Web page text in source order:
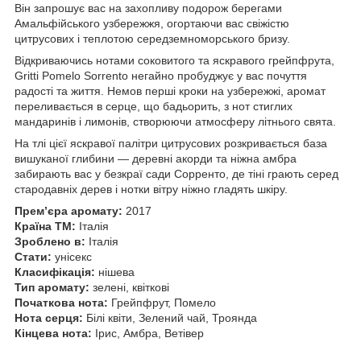
Він запрошує вас на захопливу подорож берегами
Амальфійського узбережжя, огортаючи вас свіжістю
цитрусових і теплотою середземноморського бризу.
Відкриваючись нотами соковитого та яскравого грейпфрута,
Gritti Pomelo Sorrento негайно пробуджує у вас почуття
радості та життя. Немов перші кроки на узбережжі, аромат
переливається в серце, що бадьорить, з нот стиглих
мандаринів і лимонів, створюючи атмосферу літнього свята.
На тлі цієї яскравої палітри цитрусових розкривається база
вишуканої глибини — деревні акорди та ніжна амбра
забирають вас у безкраї сади Сорренто, де тіні грають серед
стародавніх дерев і нотки вітру ніжно гладять шкіру.
Прем’єра аромату: 2017
Країна ТМ: Італія
Зроблено в: Італія
Стати: унісекс
Класифікація: нішева
Тип аромату: зелені, квіткові
Початкова нота: Грейпфрут, Помело
Нота серця: Білі квіти, Зелений чай, Троянда
Кінцева нота: Ірис, Амбра, Ветівер